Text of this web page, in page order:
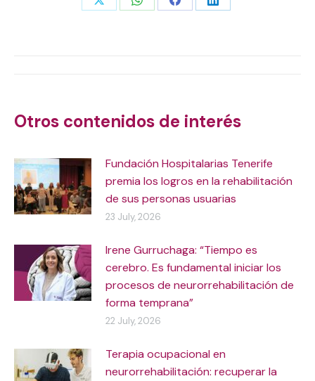
Share Share Share Share
Otros contenidos de interés
Fundación Hospitalarias Tenerife
premia los logros en la rehabilitación
de sus personas usuarias
23 July, 2026
Irene Gurruchaga: “Tiempo es
cerebro. Es fundamental iniciar los
procesos de neurorrehabilitación de
forma temprana”
22 July, 2026
Terapia ocupacional en
neurorrehabilitación: recuperar la